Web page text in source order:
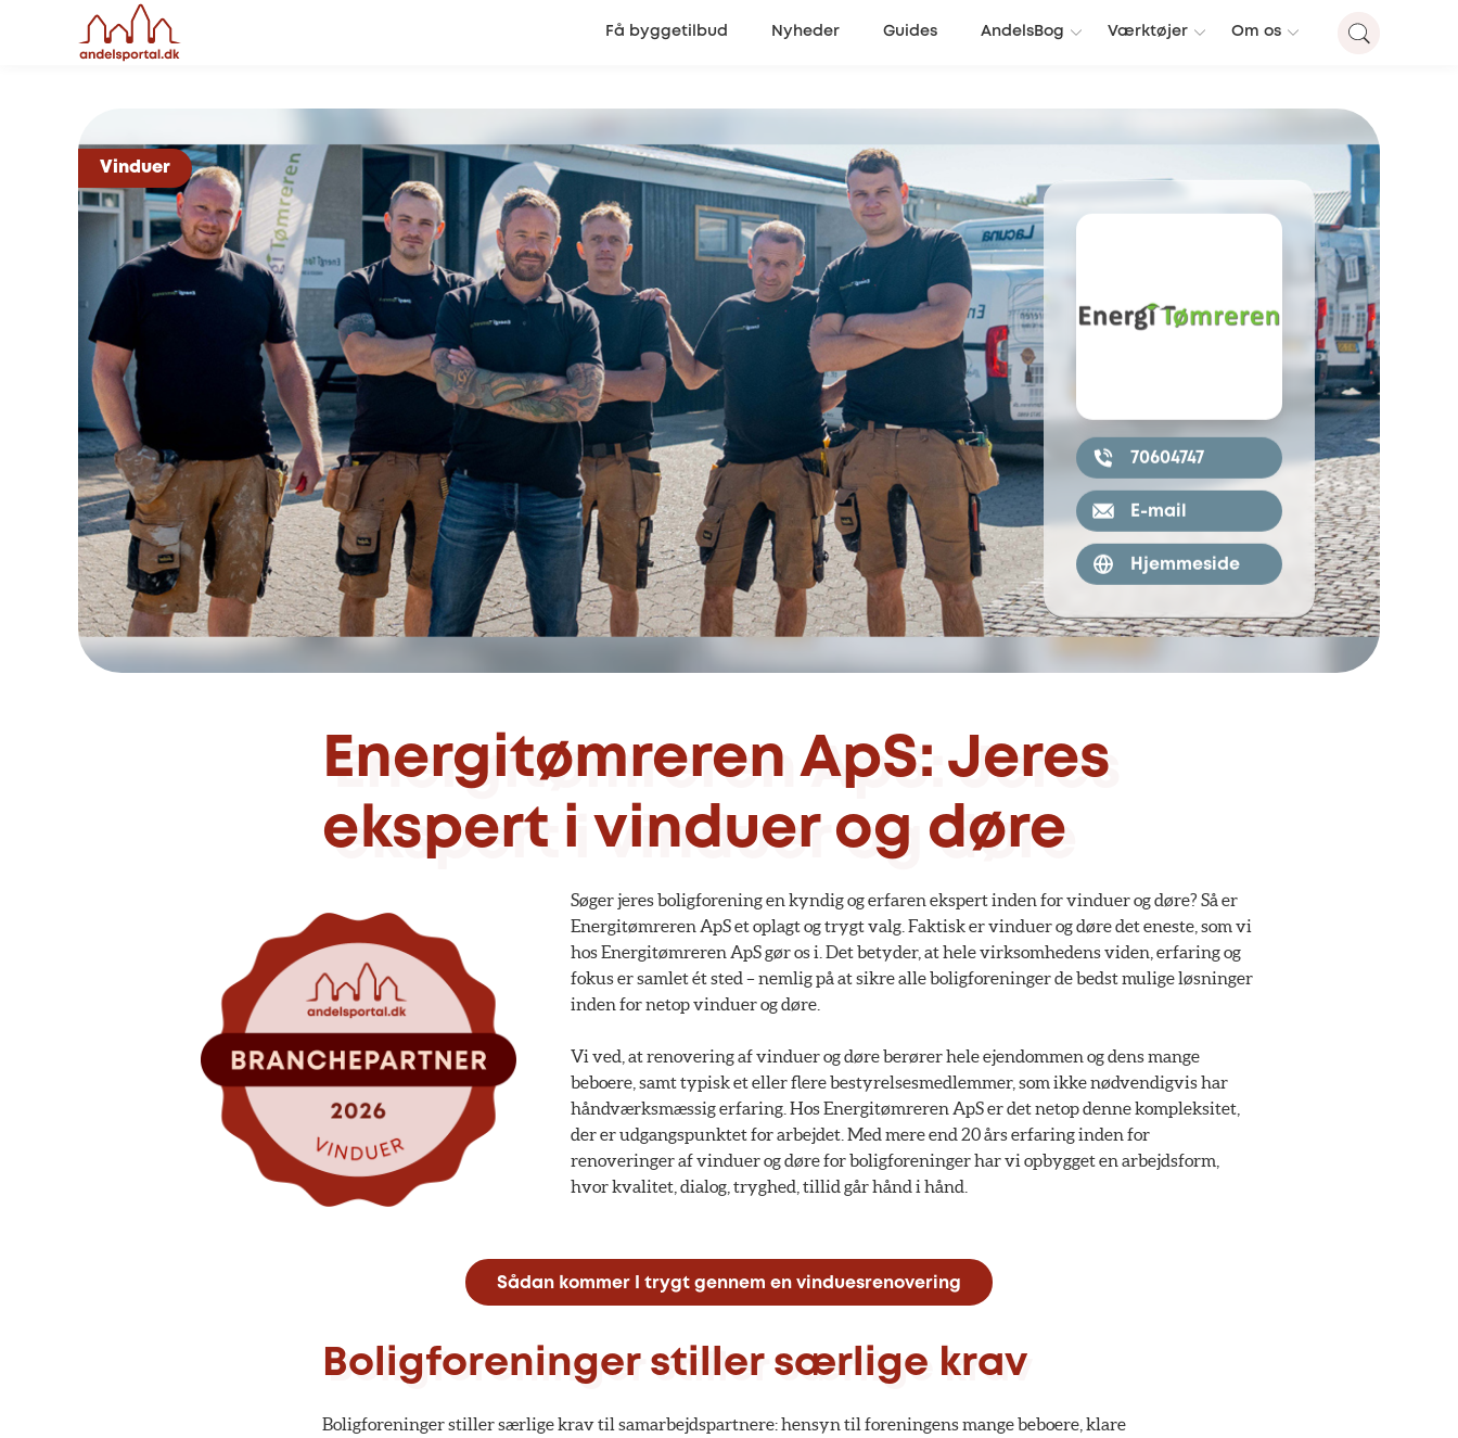
Få byggetilbud Nyheder Guides AndelsBog Værktøjer Om os
Vinduer
70604747
E-mail
Hjemmeside
Energitømreren ApS: Jeres
ekspert i vinduer og døre
Søger jeres boligforening en kyndig og erfaren ekspert inden for vinduer og døre? Så er
Energitømreren ApS et oplagt og trygt valg. Faktisk er vinduer og døre det eneste, som vi
hos Energitømreren ApS gør os i. Det betyder, at hele virksomhedens viden, erfaring og
fokus er samlet ét sted – nemlig på at sikre alle boligforeninger de bedst mulige løsninger
inden for netop vinduer og døre.
Vi ved, at renovering af vinduer og døre berører hele ejendommen og dens mange
beboere, samt typisk et eller flere bestyrelsesmedlemmer, som ikke nødvendigvis har
håndværksmæssig erfaring. Hos Energitømreren ApS er det netop denne kompleksitet,
der er udgangspunktet for arbejdet. Med mere end 20 års erfaring inden for
renoveringer af vinduer og døre for boligforeninger har vi opbygget en arbejdsform,
hvor kvalitet, dialog, tryghed, tillid går hånd i hånd.
Sådan kommer I trygt gennem en vinduesrenovering
Boligforeninger stiller særlige krav
Boligforeninger stiller særlige krav til samarbejdspartnere: hensyn til foreningens mange beboere, klare